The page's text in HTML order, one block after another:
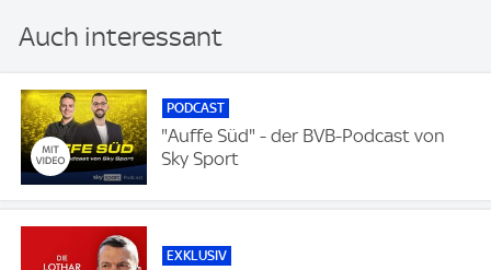
Auch interessant
PODCAST
"Auffe Süd" - der BVB-Podcast von
Sky Sport
EXKLUSIV